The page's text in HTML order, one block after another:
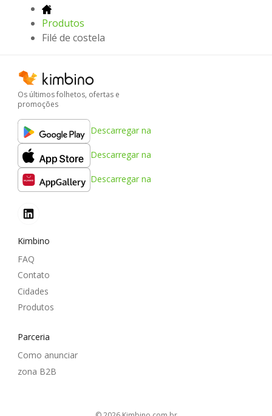
Produtos
Filé de costela
Os últimos folhetos, ofertas e
promoções
Descarregar na
Descarregar na
Descarregar na
Kimbino
FAQ
Contato
Cidades
Produtos
Parceria
Como anunciar
zona B2B